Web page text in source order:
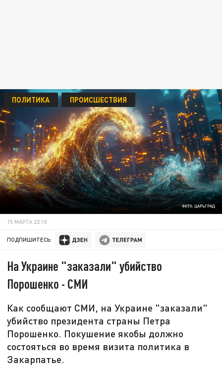
ФОТО: ЦАРЬГРАД
ПОЛИТИКА ПРОИСШЕСТВИЯ
15 МАРТА 22:10
ПОДПИШИТЕСЬ:
На Украине "заказали" убийство
Порошенко - СМИ
Как сообщают СМИ, на Украине "заказали"
убийство президента страны Петра
Порошенко. Покушение якобы должно
состояться во время визита политика в
Закарпатье.